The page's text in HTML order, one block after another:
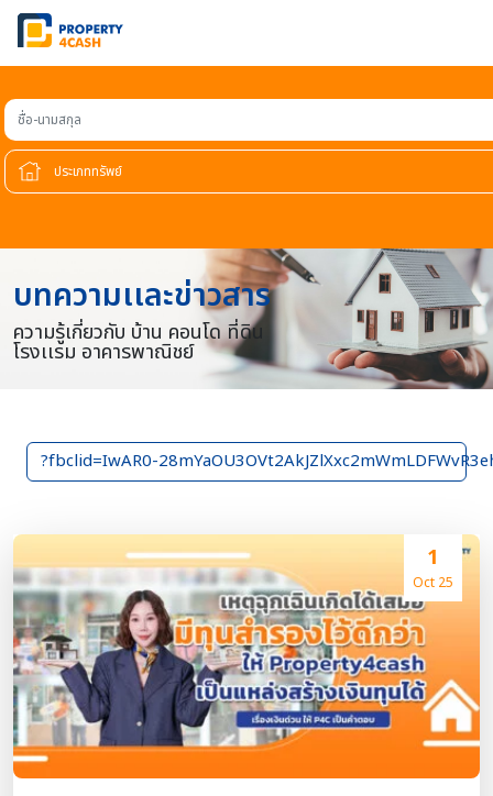
ชื่อ-นามสกุล
บทความเเละข่าวสาร
ความรู้เกี่ยวกับ บ้าน คอนโด ที่ดิน
โรงเเรม อาคารพาณิชย์
?fbclid=IwAR0-
1
Oct 25